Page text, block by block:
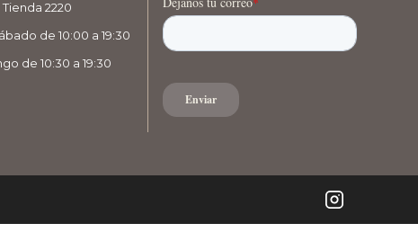
Tienda 2220
de 10:00 a 19:30
de 10:30 a 19:30